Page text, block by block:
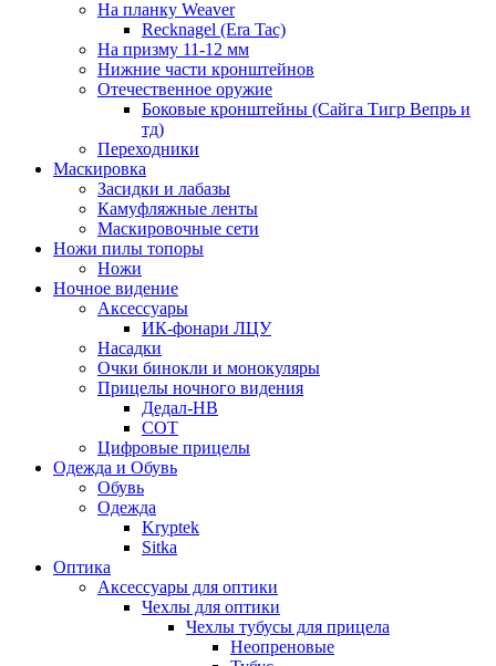
На планку Weaver
Recknagel (Era Tac)
На призму 11-12 мм
Нижние части кронштейнов
Отечественное оружие
Боковые кронштейны (Сайга Тигр Вепрь и
тд)
Переходники
Маскировка
Засидки и лабазы
Камуфляжные ленты
Маскировочные сети
Ножи пилы топоры
Ножи
Ночное видение
Аксессуары
ИК-фонари ЛЦУ
Насадки
Очки бинокли и монокуляры
Прицелы ночного видения
Дедал-НВ
СОТ
Цифровые прицелы
Одежда и Обувь
Обувь
Одежда
Kryptek
Sitka
Оптика
Аксессуары для оптики
Чехлы для оптики
Чехлы тубусы для прицела
Неопреновые